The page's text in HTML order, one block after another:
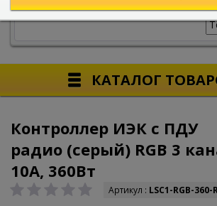
КАТАЛОГ
Контроллер ИЭК с ПДУ
радио (серый) RGB 3
10А, 360Вт
Артикул : LSC1-RGB-360-